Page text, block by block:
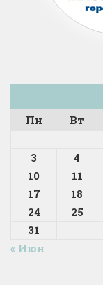
Пн
Вт
3
4
10
11
17
18
24
25
31
« Июн